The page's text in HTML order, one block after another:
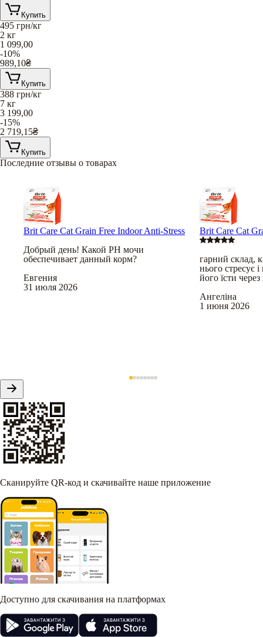
Купить
495 грн/кг
2 кг
1 099,00
-10%
989,10₴
Купить
388 грн/кг
7 кг
3 199,00
-15%
2 719,15₴
Купить
Последние отзывы о товарах
Brit Care Cat Grain Free Indoor Anti-Stress
Добрый день! Какой РН мочи
обеспечивает данный корм?
Евгения
31 июля 2026
Brit Care Cat
гарний склад,
нього стресує
його їсти
Ангеліна
1 июня 2026
Сканируйте QR-код и скачивайте наше приложение
Доступно для скачивания на платформах